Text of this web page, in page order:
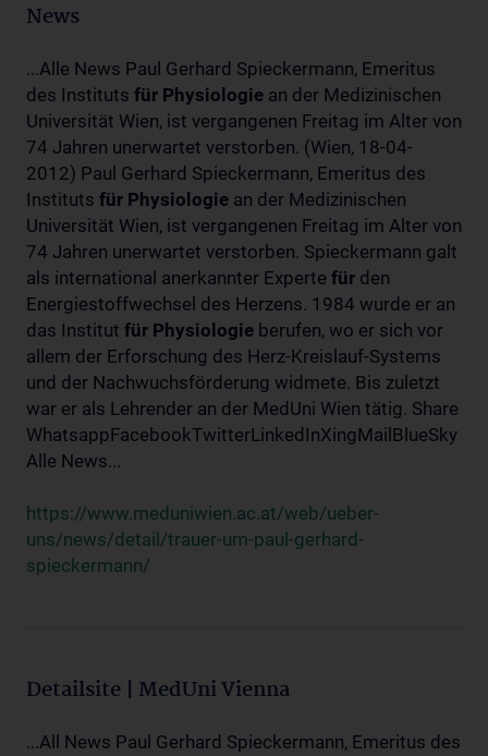
News
...Alle News Paul Gerhard Spieckermann, Emeritus
des Instituts für Physiologie an der Medizinischen
Universität Wien, ist vergangenen Freitag im Alter von
74 Jahren unerwartet verstorben. (Wien, 18-04-
2012) Paul Gerhard Spieckermann, Emeritus des
Instituts für Physiologie an der Medizinischen
Universität Wien, ist vergangenen Freitag im Alter von
74 Jahren unerwartet verstorben. Spieckermann galt
als international anerkannter Experte für den
Energiestoffwechsel des Herzens. 1984 wurde er an
das Institut für Physiologie berufen, wo er sich vor
allem der Erforschung des Herz-Kreislauf-Systems
und der Nachwuchsförderung widmete. Bis zuletzt
war er als Lehrender an der MedUni Wien tätig. Share
WhatsappFacebookTwitterLinkedInXingMailBlueSky
Alle News...
https://www.meduniwien.ac.at/web/ueber-
uns/news/detail/trauer-um-paul-gerhard-
spieckermann/
Detailsite | MedUni Vienna
...All News Paul Gerhard Spieckermann, Emeritus des